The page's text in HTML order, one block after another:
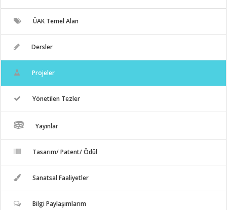
ÜAK Temel Alan
Dersler
Projeler
Yönetilen Tezler
Yayınlar
Tasarım/ Patent/ Ödül
Sanatsal Faaliyetler
Bilgi Paylaşımlarım